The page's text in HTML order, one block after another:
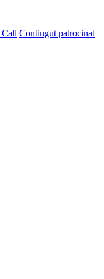
Call Contingut patrocinat